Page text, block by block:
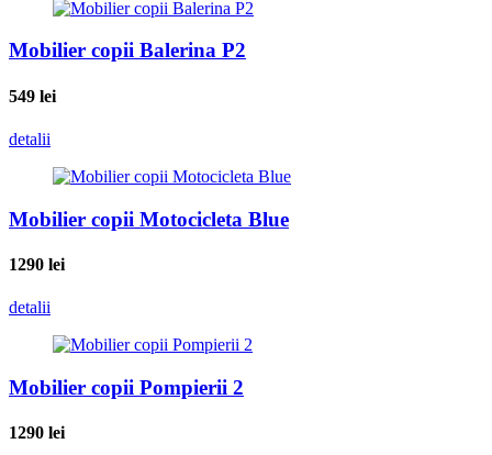
Mobilier copii Balerina P2
549 lei
detalii
Mobilier copii Motocicleta Blue
1290 lei
detalii
Mobilier copii Pompierii 2
1290 lei